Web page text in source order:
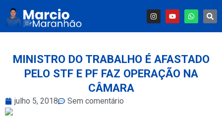
MINISTRO DO TRABALHO É AFASTADO
PELO STF E PF FAZ OPERAÇÃO NA
CÂMARA
julho 5, 2018 Sem comentário